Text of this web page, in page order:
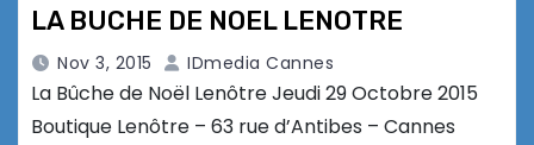
LA BUCHE DE NOEL LENOTRE
Nov 3, 2015 IDmedia Cannes
La Bûche de Noël Lenôtre Jeudi 29 Octobre 2015
Boutique Lenôtre – 63 rue d’Antibes – Cannes